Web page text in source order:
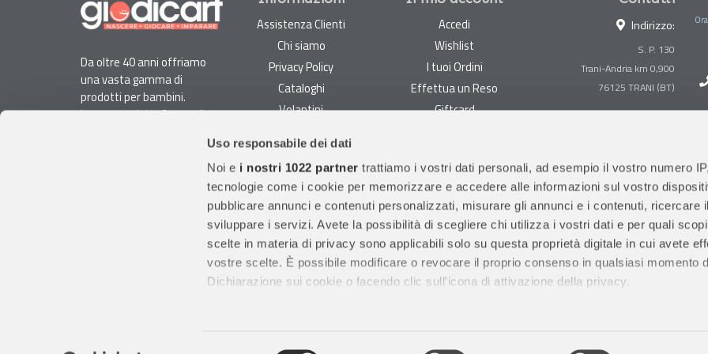
Uso responsabile dei dati
Noi e i nostri 1022 partner trattiamo i vostri dati personali, ad esempio il vostro numero
tecnologie come i cookie per memorizzare e accedere alle informazioni sul vostro
pubblicare annunci e contenuti personalizzati, misurare gli annunci e i contenuti, ricercare
sviluppare i servizi. Avete la possibilità di scegliere chi utilizza i vostri dati e per quali
scelte in materia di privacy sono applicabili solo su questa proprietà digitale in cui avete
vostre scelte. È possibile modificare o revocare il proprio consenso in qualsiasi momento
Dichiarazione sui cookie o facendo clic sull'icona di attivazione della privacy.
Da oltre 40 anni offriamo
una vasta gamma di
prodotti per bambini.
La nostra piattaforma di
ricerca di giocattoli, articoli
per l'infanzia, cancelleria e
soddisfare le esigenze dei
Assistenza Clienti
Chi siamo
Privacy Policy
Cataloghi
Volantini
DURC e Tracciabilità
Rilevazione Misure
Radiatori
Accedi
Wishlist
I tuoi Ordini
Effettua un Reso
Giftcard
Garanzie
Condizioni di vendita
Spedizioni e Resi
Pagamenti sicuri
Indirizzo:
S. P. 130
Trani-Andria km 0,900
Prima Infanzia: 0883
494858
Orari di apertura al pubblico